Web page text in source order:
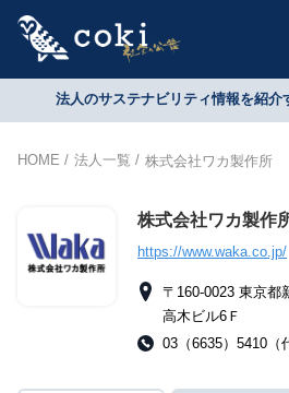
法人のサステナビリティ情報を紹
HOME 法人一覧 株式会社ワカ製作所
株式会社ワカ製作
https://www.waka.co.jp/
〒160-0023 東京
高木ビル6Ｆ
03（6635）5410（